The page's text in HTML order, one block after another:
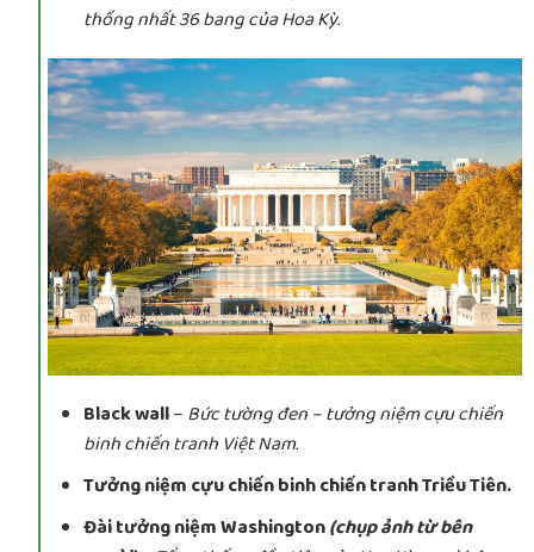
thống nhất 36 bang của Hoa Kỳ.
Black wall– Bức tường đen – tưởng niệm cựu chiến
binh chiến tranh Việt Nam.
Tưởng niệm cựu chiến binh chiến tranh Triều Tiên.
Đài tưởng niệm Washington(chụp ảnh từ bên